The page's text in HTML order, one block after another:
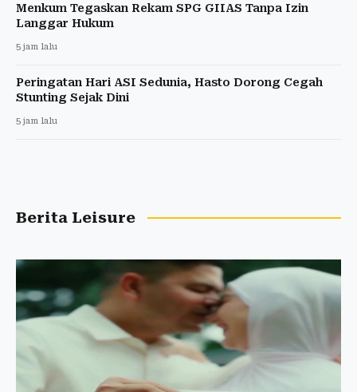
Menkum Tegaskan Rekam SPG GIIAS Tanpa Izin
Langgar Hukum
5 jam lalu
Peringatan Hari ASI Sedunia, Hasto Dorong Cegah
Stunting Sejak Dini
5 jam lalu
Berita Leisure